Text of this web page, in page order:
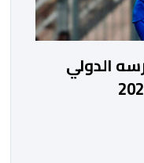
الدولي